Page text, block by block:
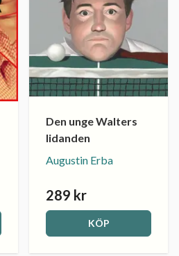
Den unge Walters
lidanden
Augustin Erba
289 kr
KÖP